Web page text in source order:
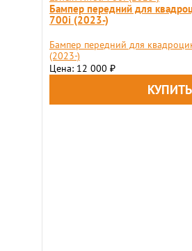
Бампер передний для
700i (2023-)
Бампер передний для
(2023-)
Цена: 12 000 ₽